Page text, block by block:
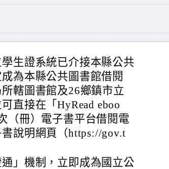
生證系統已介接本縣公共
為本縣公共圖書館借閱
轄圖書館及26鄉鎮市立
直接在「HyRead eboo
（冊）電子書平台借閱電
說明網頁（https://gov.t
」機制，立即成為國立公